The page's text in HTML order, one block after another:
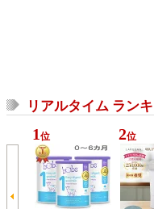
リアルタイム ラン
1 位 2位